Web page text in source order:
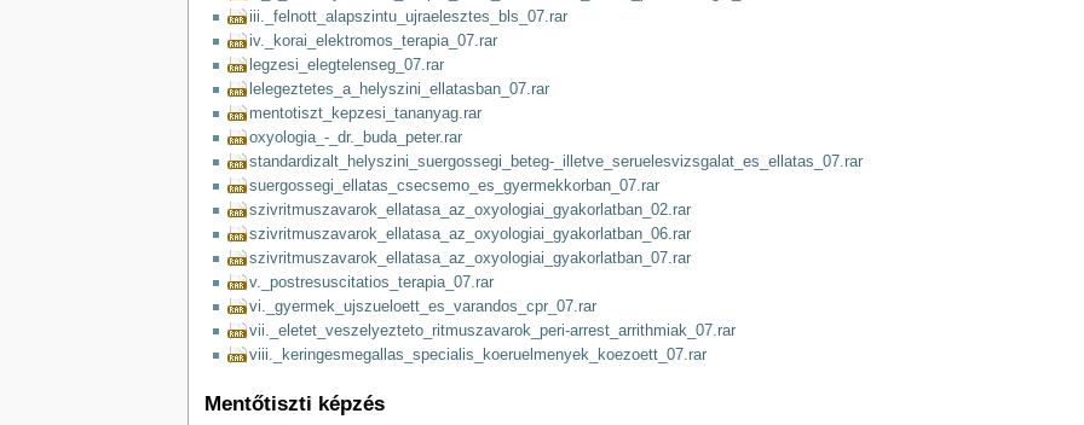
iii._felnott_alapszintu_ujraelesztes_bls_07.rar
iv._korai_elektromos_terapia_07.rar
legzesi_elegtelenseg_07.rar
lelegeztetes_a_helyszini_ellatasban_07.rar
mentotiszt_kepzesi_tananyag.rar
oxyologia_-_dr._buda_peter.rar
standardizalt_helyszini_suergossegi_beteg-_illetve_seruelesvizsgalat_es_ellatas_07.rar
suergossegi_ellatas_csecsemo_es_gyermekkorban_07.rar
szivritmuszavarok_ellatasa_az_oxyologiai_gyakorlatban_02.rar
szivritmuszavarok_ellatasa_az_oxyologiai_gyakorlatban_06.rar
szivritmuszavarok_ellatasa_az_oxyologiai_gyakorlatban_07.rar
v._postresuscitatios_terapia_07.rar
vi._gyermek_ujszueloett_es_varandos_cpr_07.rar
vii._eletet_veszelyezteto_ritmuszavarok_peri-arrest_arrithmiak_07.rar
viii._keringesmegallas_specialis_koeruelmenyek_koezoett_07.rar
Mentőtiszti képzés